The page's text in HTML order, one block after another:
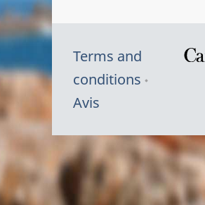
Terms and
conditions
Avis